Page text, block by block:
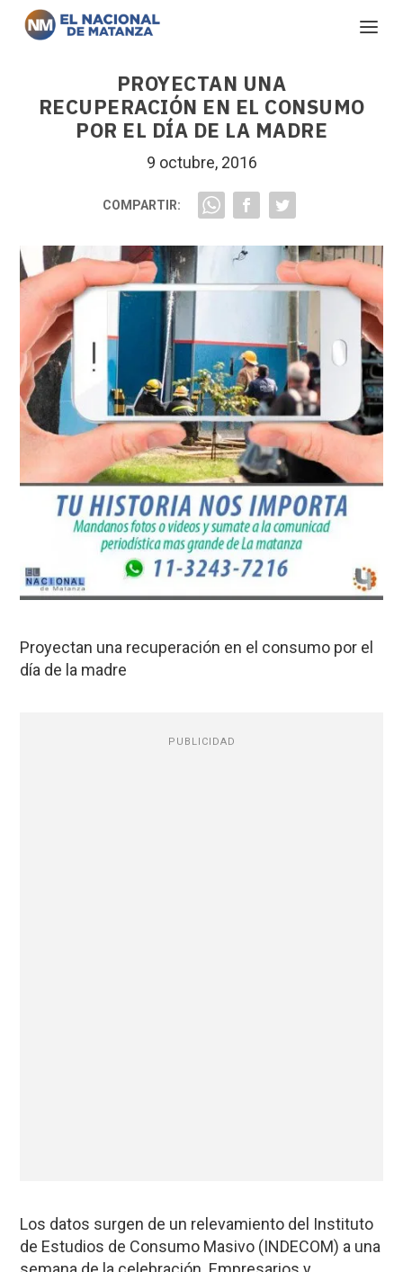
PROYECTAN UNA
RECUPERACIÓN EN EL CONSUMO
POR EL DÍA DE LA MADRE
9 octubre, 2016
COMPARTIR:
Proyectan una recuperación en el consumo por el
día de la madre
PUBLICIDAD
Los datos surgen de un relevamiento del Instituto
de Estudios de Consumo Masivo (INDECOM) a una